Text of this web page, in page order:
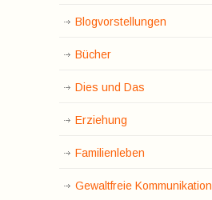
Blogvorstellungen
Bücher
Dies und Das
Erziehung
Familienleben
Gewaltfreie Kommunikation